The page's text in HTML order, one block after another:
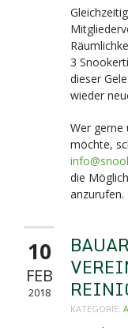
3
dieser
wieder
Wer gerne
möchte,
die
anzurufen.
10
FEB
2018
KATEGORIE: